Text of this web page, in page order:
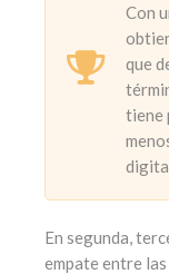
Con
que
tiene
En segunda,
empate entre